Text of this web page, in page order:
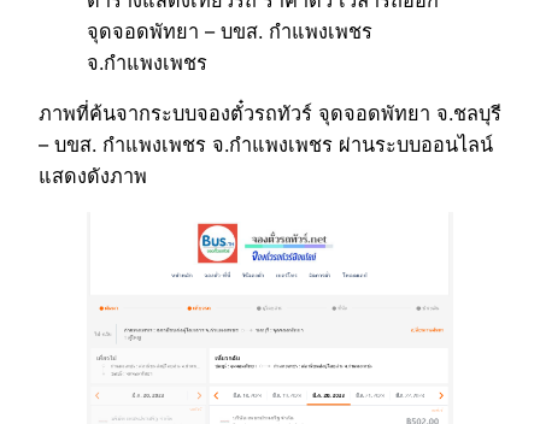
จุดจอดพัทยา – บขส. กำแพงเพชร
จ.กำแพงเพชร
ภาพที่ค้นจากระบบจองตั๋วรถทัวร์ จุดจอดพัทยา จ.ชลบุรี
– บขส. กำแพงเพชร จ.กำแพงเพชร ผ่านระบบออนไลน์
แสดงดังภาพ